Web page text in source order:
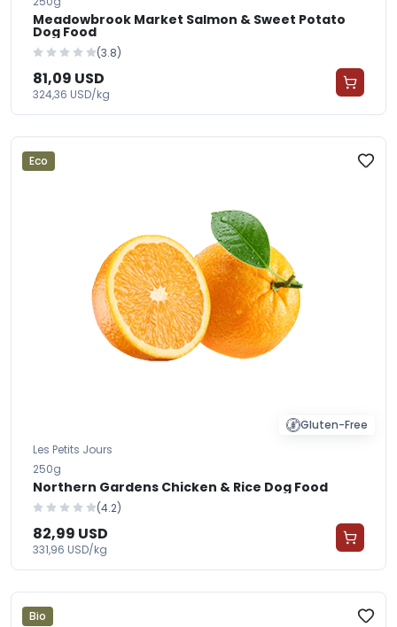
Meadowbrook Market Salmon & Sweet Potato
Dog Food
(3.8)
81,09 USD
324,36 USD/kg
Eco
Gluten-Free
Les Petits Jours
250g
Northern Gardens Chicken & Rice Dog Food
(4.2)
82,99 USD
331,96 USD/kg
Bio